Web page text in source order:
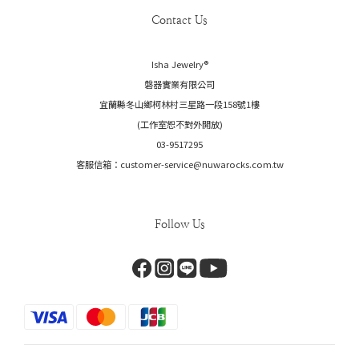
Contact Us
Isha Jewelry®️
磐器實業有限公司
宜蘭縣冬山鄉柯林村三星路一段158號1樓
(工作室恕不對外開放)
03-9517295
客服信箱：customer-service@nuwarocks.com.tw
Follow Us